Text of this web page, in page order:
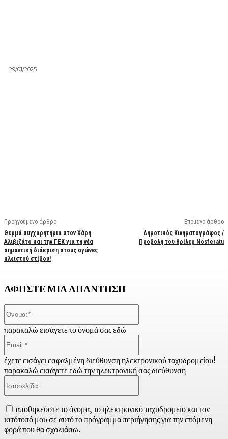
29/01/2025
Προηγούμενο άρθρο
Θερμά συγχαρητήρια στον Χάρη
Αλιβιζάτο και την ΓΕΚ για τη νέα
σημαντική διάκριση στους αγώνες
κλειστού στίβου!
Επόμενο άρθρο
Δημοτικός Κινηματογράφος /
Προβολή του θρίλερ Nosferatu
ΑΦΗΣΤΕ ΜΙΑ ΑΠΑΝΤΗΣΗ
παρακαλώ εισάγετε το όνομά σας εδώ
έχετε εισάγει εσφαλμένη διεύθυνση ηλεκτρονικού ταχυδρομείου!
παρακαλώ εισάγετε εδώ την ηλεκτρονική σας διεύθυνση
αποθηκεύστε το όνομα, το ηλεκτρονικό ταχυδρομείο και τον
ιστότοπό μου σε αυτό το πρόγραμμα περιήγησης για την επόμενη
φορά που θα σχολιάσω.